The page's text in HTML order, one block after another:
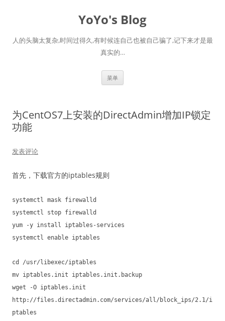
YoYo's Blog
人的头脑太复杂,时间过得久,有时候连自己也被自己骗了,记下来才是最
真实的…
菜单
为CentOS7上安装的DirectAdmin增加IP锁定
功能
发表评论
首先，下载官方的iptables规则
systemctl mask firewalld
systemctl stop firewalld
yum -y install iptables-services
systemctl enable iptables
cd /usr/libexec/iptables
mv iptables.init iptables.init.backup
wget -O iptables.init
http://files.directadmin.com/services/all/block_ips/2.1/i
ptables